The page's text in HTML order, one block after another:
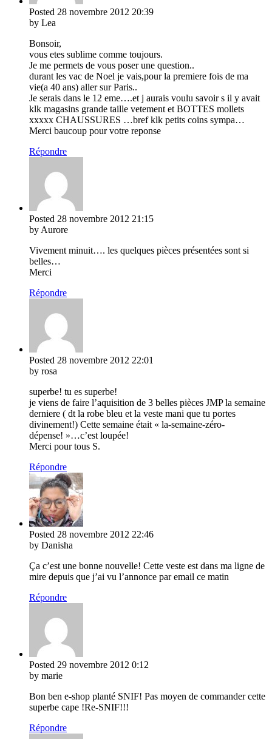
Posted 28 novembre 2012 20:39
by Lea
Bonsoir,
vous etes sublime comme toujours.
Je me permets de vous poser une question..
durant les vac de Noel je vais,pour la premiere fois de ma
vie(a 40 ans) aller sur Paris..
Je serais dans le 12 eme….et j aurais voulu savoir s il y avait
klk magasins grande taille vetement et BOTTES mollets
xxxxx CHAUSSURES …bref klk petits coins sympa…
Merci baucoup pour votre reponse
Répondre
Posted 28 novembre 2012 21:15
by Aurore
Vivement minuit…. les quelques pièces présentées sont si
belles…
Merci
Répondre
Posted 28 novembre 2012 22:01
by rosa
superbe! tu es superbe!
je viens de faire l’aquisition de 3 belles pièces JMP la semaine
derniere ( dt la robe bleu et la veste mani que tu portes
divinement!) Cette semaine était « la-semaine-zéro-
dépense! »…c’est loupée!
Merci pour tous S.
Répondre
Posted 28 novembre 2012 22:46
by Danisha
Ça c’est une bonne nouvelle! Cette veste est dans ma ligne de
mire depuis que j’ai vu l’annonce par email ce matin
Répondre
Posted 29 novembre 2012 0:12
by marie
Bon ben e-shop planté SNIF! Pas moyen de commander cette
superbe cape !Re-SNIF!!!
Répondre